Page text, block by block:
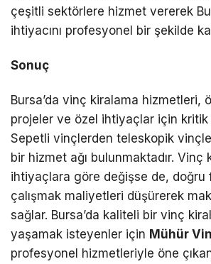
çeşitli sektörlere hizmet vererek
ihtiyacını profesyonel bir şekilde
Sonuç
Bursa’da vinç kiralama hizmetleri,
projeler ve özel ihtiyaçlar için kritik
Sepetli vinçlerden teleskopik
bir hizmet ağı bulunmaktadır. Vinç
ihtiyaçlara göre değişse de, doğru
çalışmak maliyetleri düşürerek
sağlar. Bursa’da kaliteli bir vinç
yaşamak isteyenler için Mühür
profesyonel hizmetleriyle öne